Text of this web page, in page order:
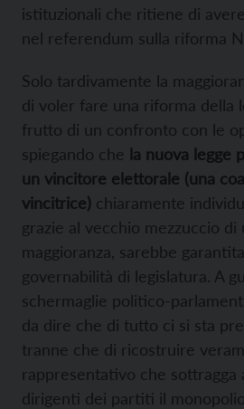
istituzionali che ritiene di
nel referendum sulla riforma
Solo tardivamente la
di voler fare una riforma della
frutto di un confronto con le
spiegando che la nuova legge
un vincitore elettorale (una
vincitrice) chiaramente
grazie al vecchio mezzuccio di
maggioranza, sarebbe
governabilità di legislatura. A
schermaglie politico-
da dire che di tutto ci si sta
tranne che di ricostruire
rappresentativo che sottragga
dirigenti dei partiti il